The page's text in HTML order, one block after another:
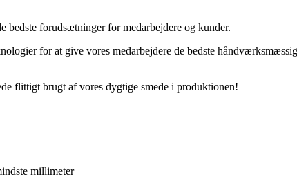
forudsætninger for medarbejdere og kunder.
for at give vores medarbejdere de bedste
flittigt brugt af vores dygtige smede i produktionen!
millimeter